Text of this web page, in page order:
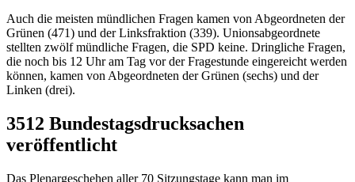
Auch die meisten mündlichen Fragen kamen von Abgeordneten der
Grünen (471) und der Linksfraktion (339). Unionsabgeordnete
stellten zwölf mündliche Fragen, die SPD keine. Dringliche Fragen,
die noch bis 12 Uhr am Tag vor der Fragestunde eingereicht werden
können, kamen von Abgeordneten der Grünen (sechs) und der
Linken (drei).
3512 Bundestagsdrucksachen
veröffentlicht
Das Plenargeschehen aller 70 Sitzungstage kann man im